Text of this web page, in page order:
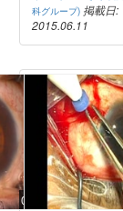
科グループ) 掲載日:
2015.06.11
00:13:11